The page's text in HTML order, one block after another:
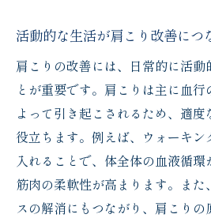
活動的な生活が肩こり改善につ
肩こりの改善には、日常的に活動
とが重要です。肩こりは主に血
よって引き起こされるため、適
役立ちます。例えば、ウォーキン
入れることで、体全体の血液循
筋肉の柔軟性が高まります。また
スの解消にもつながり、肩こり